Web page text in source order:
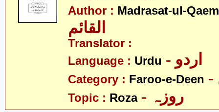
Author : Madrasat-ul-
القائم
Translator :
Language : Urdu - اردو
Category : Faroo-e-Deen
Topic : Roza - روزہ